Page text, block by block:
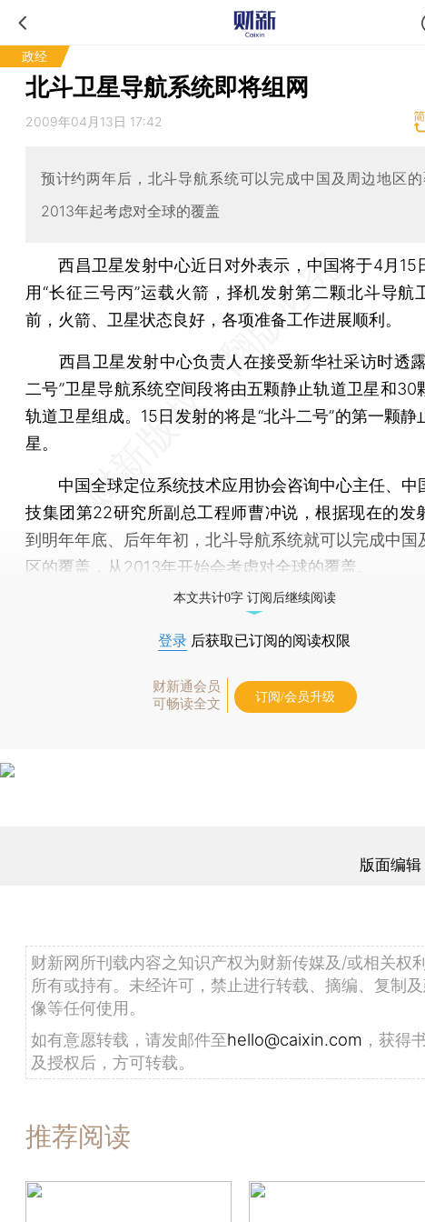
政经
北斗卫星导航系统即将组网
2009年04月13日 17:42
预计约两年后，北斗导航系统可以完成中国及周边地区的
2013年起考虑对全球的覆盖
西昌卫星发射中心近日对外表示，中国将于4月15
用“长征三号丙”运载火箭，择机发射第二颗北斗导航
前，火箭、卫星状态良好，各项准备工作进展顺利。
西昌卫星发射中心负责人在接受新华社采访时透
二号”卫星导航系统空间段将由五颗静止轨道卫星和30
轨道卫星组成。15日发射的将是“北斗二号”的第一颗静
星。
中国全球定位系统技术应用协会咨询中心主任、中
技集团第22研究所副总工程师曹冲说，根据现在的发
到明年年底、后年年初，北斗导航系统就可以完成中国
区的覆盖，从2013年开始会考虑对全球的覆盖。
本文共计0字 订阅后继续阅读
登录 后获取已订阅的阅读权限
财新通会员
可畅读全文
订阅/会员升级
版面编
财新网所刊载内容之知识产权为财新传媒及/或相关权
所有或持有。未经许可，禁止进行转载、摘编、复制
像等任何使用。
如有意愿转载，请发邮件至hello@caixin.com ，获得
及授权后，方可转载。
推荐阅读